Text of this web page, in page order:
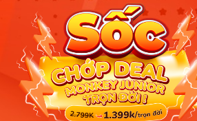
Nhất
[Thảo luận] Cơn thịnh nộ (ăn
vạ) của trẻ | Kỷ luật tích cực #17